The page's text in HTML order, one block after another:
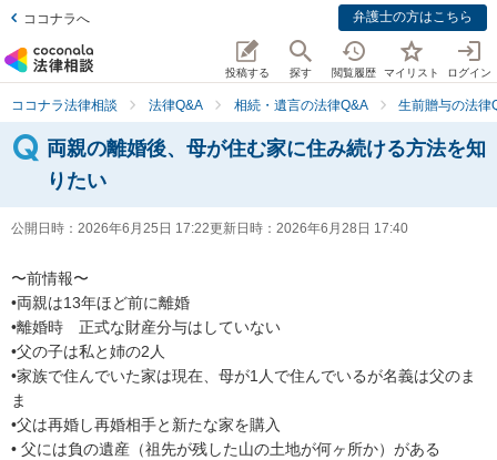
ココナラへ 弁護士の方はこちら
投稿する 探す 閲覧履歴 マイリスト ログイン
ココナラ法律相談 法律Q&A 相続・遺言の法律Q&A 生前贈与の法律
両親の離婚後、母が住む家に住み続ける方法を知
りたい
公開日時： 2026年6月25日 17:22更新日時： 2026年6月28日 17:40
〜前情報〜
•両親は13年ほど前に離婚
•離婚時　正式な財産分与はしていない
•父の子は私と姉の2人
•家族で住んでいた家は現在、母が1人で住んでいるが名義は父のま
ま
•父は再婚し再婚相手と新たな家を購入
• 父には負の遺産（祖先が残した山の土地が何ヶ所か）がある